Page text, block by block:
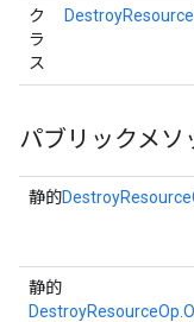
ク
ラ
ス
パブリックメソ
静的
静的